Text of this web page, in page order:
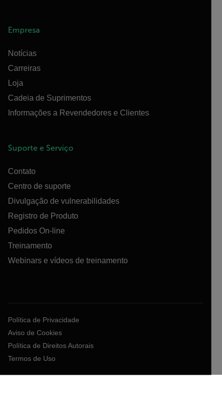
Empresa
Notícias
Carreiras
Loja
Cadeia de Suprimentos
Informações a Revendedores e Clientes
Suporte e Serviço
Contato
Centro de suporte
Divulgação de vulnerabilidades
Registro de Produto
Pedidos On-line
Treinamento
Webinars e vídeos de treinamento
Política de Privacidade
Aviso de Cookies
Política de Direitos Autorais
Termos de Uso